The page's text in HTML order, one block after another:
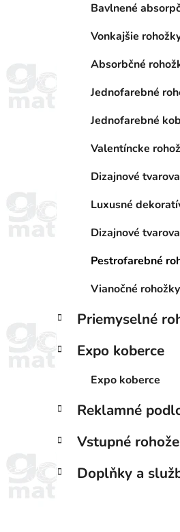
Bavlnené
Vonkajšie
Absorbčné
Jednofarebné
Jednofarebné
Valentíncke
Dizajnové
Luxusné
Dizajnové
Pestrofarebné
Vianočné
Priemyselné
Expo koberce
Expo koberce
Reklamné
Vstupné rohože
Doplňky a